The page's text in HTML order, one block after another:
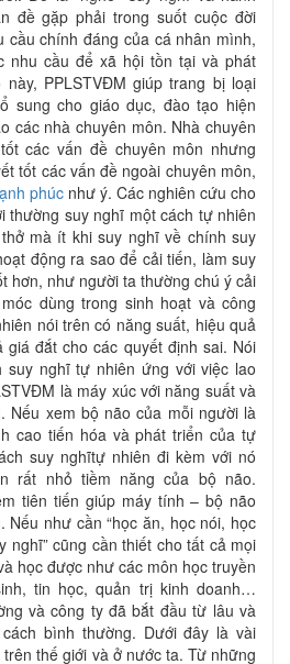
đề gặp phải trong suốt cuộc đời
cầu chính đáng của cá nhân mình,
nhu cầu để xã hội tồn tại và phát
PPLSTVĐM giúp trang bị loại
sung cho giáo dục, đào tạo hiện
các nhà chuyên môn. Nhà chuyên
các vấn đề chuyên môn nhưng
tốt các vấn đề ngoài chuyên môn,
phúc như ý. Các nghiên cứu cho
thường suy nghĩ một cách tự nhiên
mà ít khi suy nghĩ về chính suy
động ra sao để cải tiến, làm suy
hơn, như người ta thường chú ý cải
dùng trong sinh hoạt và công
nói trên có năng suất, hiệu quả
giá đắt cho các quyết định sai. Nói
suy nghĩ tự nhiên ứng với việc lao
là máy xúc với năng suất và
Nếu xem bộ não của mỗi người là
cao tiến hóa và phát triển của tự
suy nghĩtự nhiên đi kèm với nó
rất nhỏ tiềm năng của bộ não.
tiên tiến giúp máy tính – bộ não
Nếu như cần “học ăn, học nói, học
nghĩ” cũng cần thiết cho tất cả mọi
học được như các môn học truyền
tin học, quản trị kinh doanh…
và công ty đã bắt đầu từ lâu và
bình thường. Dưới đây là vài
thế giới và ở nước ta. Từ những